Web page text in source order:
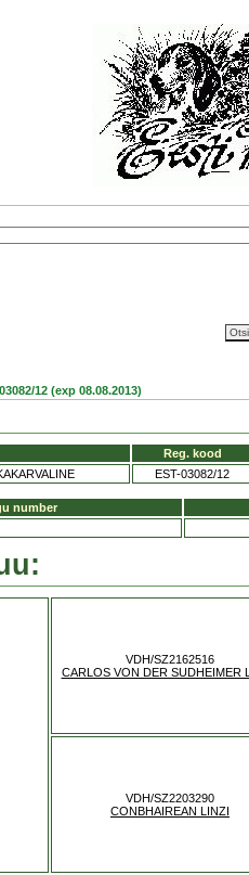
12 (exp 08.08.2013)
Reg. kood
EST-03082/12
number
VDH/SZ2162516
CARLOS VON DER SUDHEIMER
VDH/SZ2203290
CONBHAIREAN LINZI